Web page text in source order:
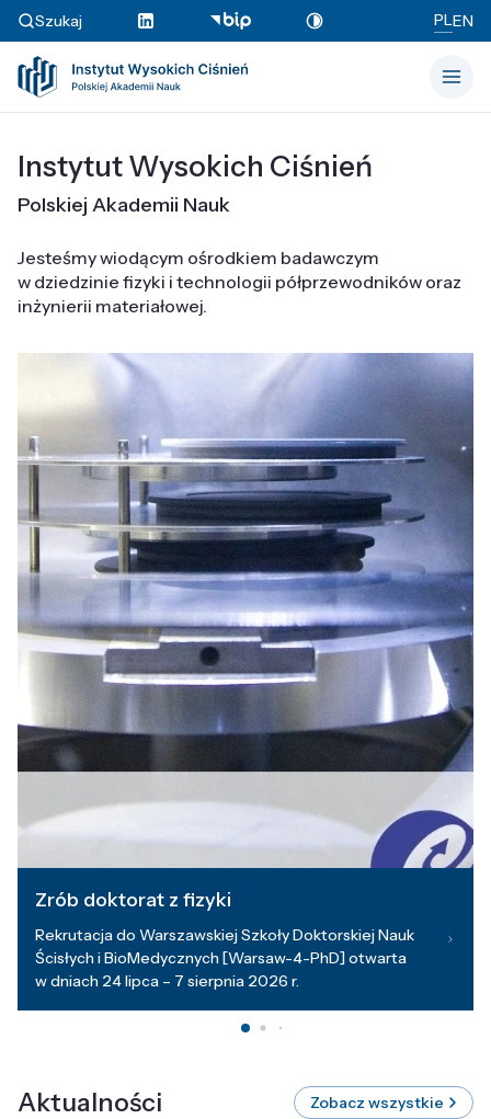
Szukaj PLEN
Instytut Wysokich Ciśnień
Polskiej Akademii Nauk
Jesteśmy wiodącym ośrodkiem badawczym
w dziedzinie fizyki i technologii półprzewodników oraz
inżynierii materiałowej.
Zrób doktorat z fizyki
Rekrutacja do Warszawskiej Szkoły Doktorskiej Nauk
Ścisłych i BioMedycznych [Warsaw-4-PhD] otwarta
w dniach 24 lipca – 7 sierpnia 2026 r.
Aktualności Zobacz wszystkie